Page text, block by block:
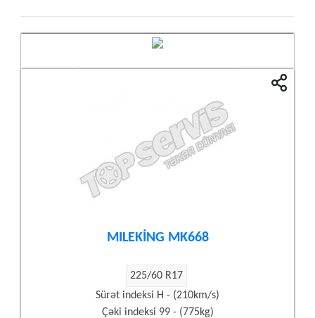
MILEKİNG MK668
225/60 R17
Sürət indeksi H - (210km/s)
Çəki indeksi 99 - (775kg)